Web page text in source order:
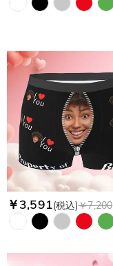
￥3,591(税込)￥7,200